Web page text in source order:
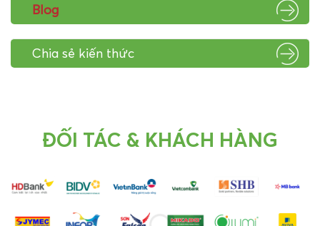
Blog
Chia sẻ kiến thức
ĐỐI TÁC & KHÁCH HÀNG